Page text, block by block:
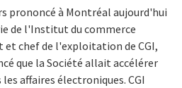
prononcé à Montréal aujourd'hui
de l'Institut du commerce
chef de l'exploitation de CGI,
que la Société allait accélérer
affaires électroniques. CGI